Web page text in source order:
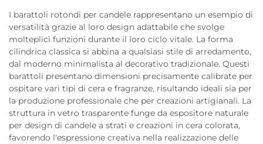
I barattoli rotondi per candele rappresentano un esempio di
versatilità grazie al loro design adattabile che svolge
molteplici funzioni durante il loro ciclo vitale. La forma
cilindrica classica si abbina a qualsiasi stile di arredamento,
dal moderno minimalista al decorativo tradizionale. Questi
barattoli presentano dimensioni precisamente calibrate per
ospitare vari tipi di cera e fragranze, risultando ideali sia per
la produzione professionale che per creazioni artigianali. La
struttura in vetro trasparente funge da espositore naturale
per design di candele a strati e creazioni in cera colorata,
favorendo l'espressione creativa nella realizzazione delle